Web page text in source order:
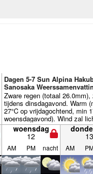
Dagen 5-7 Sun Alpina
Sanosaka
Zware regen (totaal 26.0mm),
tijdens dinsdagavond. Warm
27°C op vrijdagochtend, min
woensdagavond). Wind zal
over het algemeen.
woensdag
12 13
AM PM nacht AM